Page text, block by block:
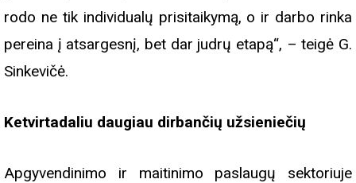
rodo ne tik individualų prisitaikymą, o ir darbo rinka
pereina į atsargesnį, bet dar judrų etapą“, – teigė G.
Sinkevičė.
Ketvirtadaliu daugiau dirbančių užsieniečių
Apgyvendinimo ir maitinimo paslaugų sektoriuje